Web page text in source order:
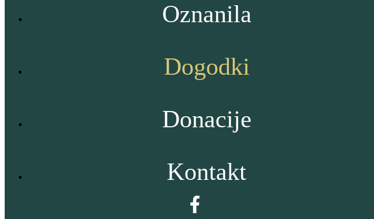
Oznanila
Dogodki
Donacije
Kontakt